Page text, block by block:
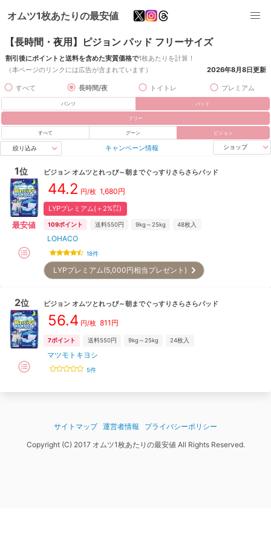
オムツ1枚あたりの最安値
【長時間・夜用】ピジョン パッド フリーサイズ
割引後にポイントと送料を含めた実質価格で1枚あたりを計算！
（本ページのリンクには広告が含まれています）
2026年8月8日更新
すべて 長時間/夜 トイトレ プレミアム
パンツ パッド
フリー
すべて グーン ピジョン
絞り込み キャンペーン情報 ショップ
1位
最安値
ピジョン オムツとれっぴ～朝までぐっすりさらさらパッド
44.2 円/枚 1,680円
LYPプレミアム(＋2%㌽)
109ポイント 送料550円 9kg～25kg 48枚入
LOHACO
18件
LYPプレミアム(5,000円相当プレゼント)
2位 ピジョン オムツとれっぴ～朝までぐっすりさらさらパッド
56.4 円/枚 811 円
7ポイント 送料550円 9kg～25kg 24枚入
マツモトキヨシ
5件
サイトマップ 運営者情報
プライバシーポリシー
Copyright (C) 2017 オムツ1枚あたりの最安値 All Rights Reserved.